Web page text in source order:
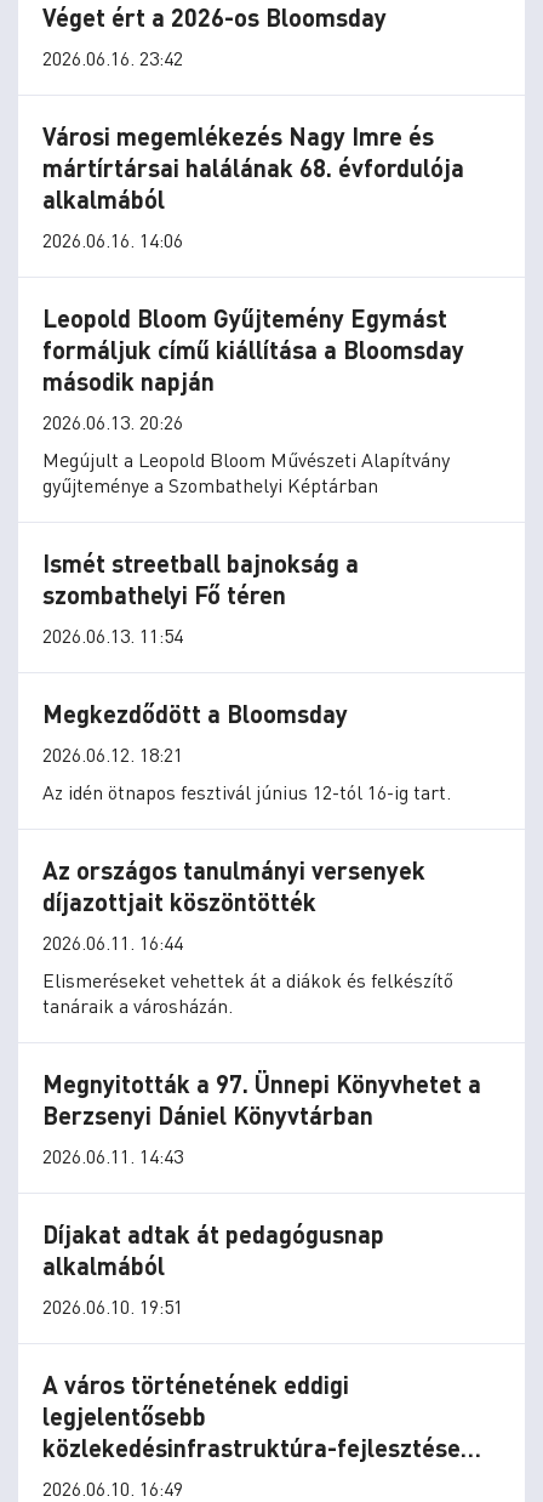
Véget ért a 2026-os Bloomsday
2026.06.16. 23:42
Városi megemlékezés Nagy Imre és
mártírtársai halálának 68. évfordulója
alkalmából
2026.06.16. 14:06
Leopold Bloom Gyűjtemény Egymást
formáljuk című kiállítása a Bloomsday
második napján
2026.06.13. 20:26
Megújult a Leopold Bloom Művészeti Alapítvány
gyűjteménye a Szombathelyi Képtárban
Ismét streetball bajnokság a
szombathelyi Fő téren
2026.06.13. 11:54
Megkezdődött a Bloomsday
2026.06.12. 18:21
Az idén ötnapos fesztivál június 12-tól 16-ig tart.
Az országos tanulmányi versenyek
díjazottjait köszöntötték
2026.06.11. 16:44
Elismeréseket vehettek át a diákok és felkészítő
tanáraik a városházán.
Megnyitották a 97. Ünnepi Könyvhetet a
Berzsenyi Dániel Könyvtárban
2026.06.11. 14:43
Díjakat adtak át pedagógusnap
alkalmából
2026.06.10. 19:51
A város történetének eddigi
legjelentősebb
közlekedésinfrastruktúra-fejlesztése
vasósulhat meg Szombathelyen
2026.06.10. 16:49